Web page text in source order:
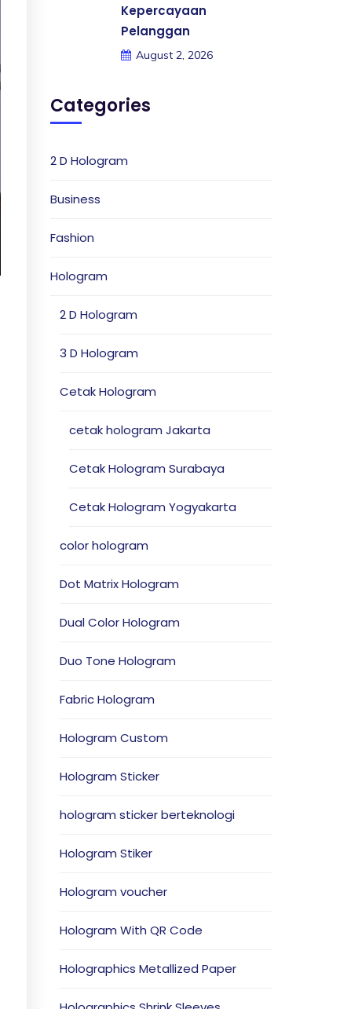
Kepercayaan
Pelanggan
August 2, 2026
Categories
2 D Hologram
Business
Fashion
Hologram
2 D Hologram
3 D Hologram
Cetak Hologram
cetak hologram Jakarta
Cetak Hologram Surabaya
Cetak Hologram Yogyakarta
color hologram
Dot Matrix Hologram
Dual Color Hologram
Duo Tone Hologram
Fabric Hologram
Hologram Custom
Hologram Sticker
hologram sticker berteknologi
Hologram Stiker
Hologram voucher
Hologram With QR Code
Holographics Metallized Paper